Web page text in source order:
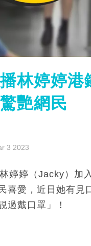
林婷婷
艷網民
3 2023
婷婷（Jacky）加
喜愛，近日她有見
過戴口罩」！